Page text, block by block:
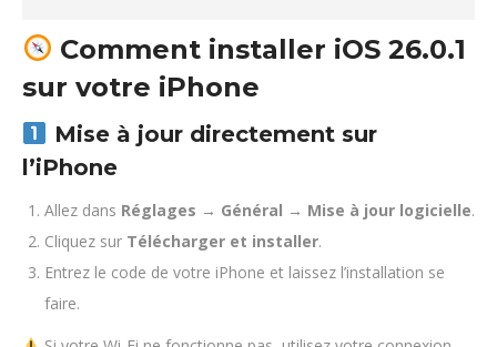
Comment installer iOS 26.0.1
sur votre iPhone
Mise à jour directement sur
l’iPhone
Allez dans Réglages → Général → Mise à jour logicielle.
Cliquez sur Télécharger et installer.
Entrez le code de votre iPhone et laissez l’installation se
faire.